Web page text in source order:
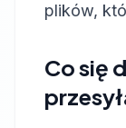
plików,
Co się